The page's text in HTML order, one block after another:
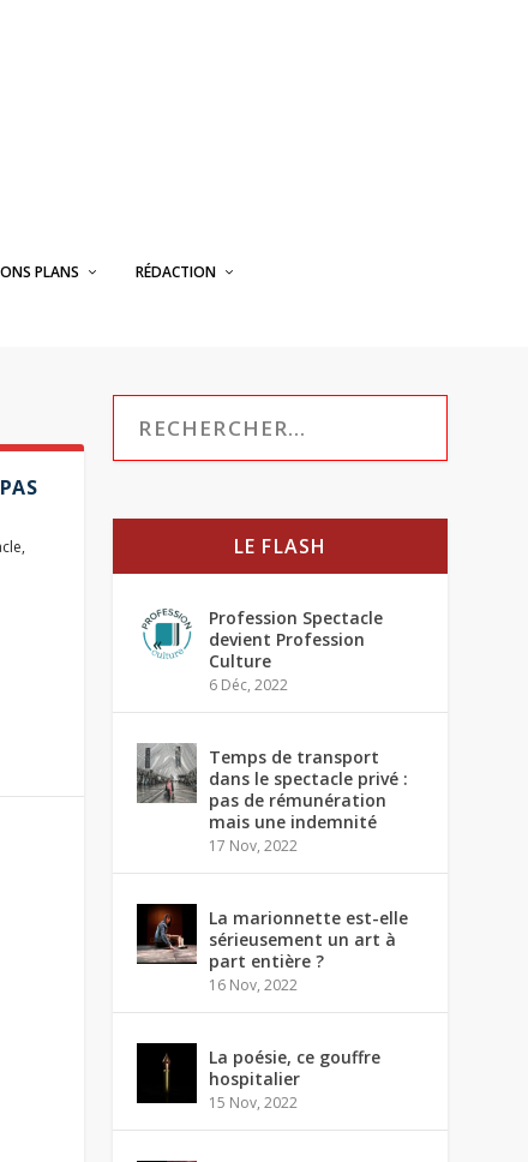
PLANS RÉDACTION
,
LE FLASH
Profession Spectacle
devient Profession
Culture
6 Déc, 2022
Temps de transport
dans le spectacle privé :
pas de rémunération
mais une indemnité
17 Nov, 2022
La marionnette est-elle
sérieusement un art à
part entière ?
16 Nov, 2022
La poésie, ce gouffre
hospitalier
15 Nov, 2022